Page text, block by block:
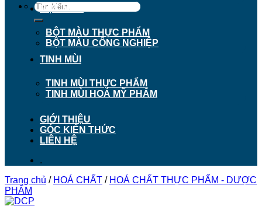
Tìm
kiếm:
BỘT MÀU
BỘT MÀU THỰC PHẨM
BỘT MÀU CÔNG NGHIỆP
TINH MÙI
TINH MÙI THỰC PHẨM
TINH MÙI HOÁ MỸ PHẨM
GIỚI THIỆU
GÓC KIẾN THỨC
LIÊN HỆ
.
Trang chủ / HOÁ CHẤT / HOÁ CHẤT THỰC PHẨM - DƯỢC
PHẨM